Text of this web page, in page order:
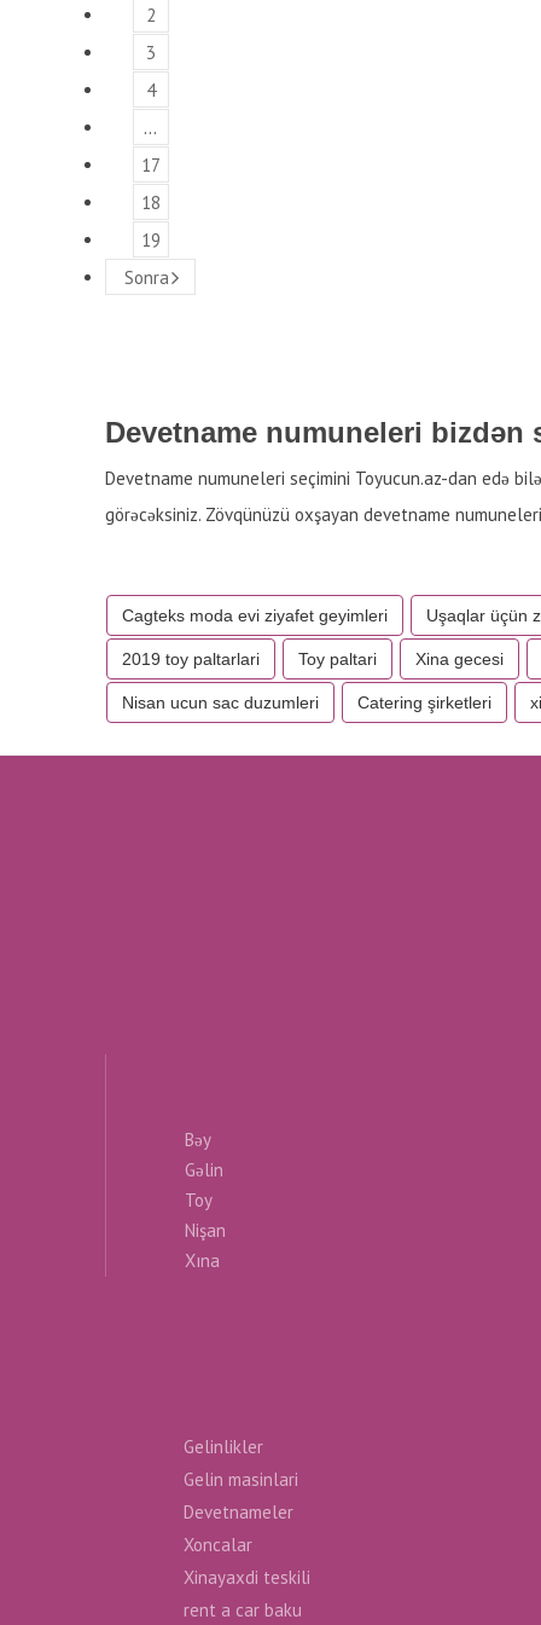
2
3
4
…
17
18
19
Sonra
Devetname numuneleri bizdən
Devetname numuneleri seçimini Toyucun.az-dan edə
görəcəksiniz. Zövqünüzü oxşayan devetname
Cagteks moda evi ziyafet geyimleri Uşaqlar üçün
2019 toy paltarlari Toy paltari Xina gecesi
Nisan ucun sac duzumleri Catering şirketleri
Bəy
Gəlin
Toy
Nişan
Xına
Gelinlikler
Gelin masinlari
Devetnameler
Xoncalar
Xinayaxdi teskili
rent a car baku